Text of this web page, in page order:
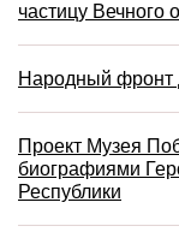
частицу Вечного
Народный фронт
Проект Музея
биографиями
Республики